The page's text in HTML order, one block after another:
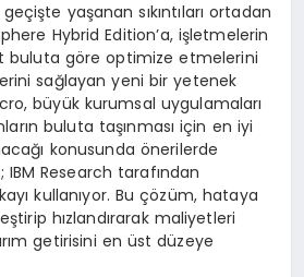
yaşanan sıkıntıları ortadan
Hybrid Edition’a, işletmelerin
buluta göre optimize etmelerini
sağlayan yeni bir yetenek
büyük kurumsal uygulamaları
buluta taşınması için en iyi
konusunda önerilerde
Research tarafından
kullanıyor. Bu çözüm, hataya
hızlandırarak maliyetleri
getirisini en üst düzeye